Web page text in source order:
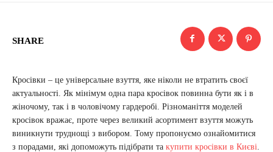
SHARE
Кросівки – це універсальне взуття, яке ніколи не втратить своєї
актуальності. Як мінімум одна пара кросівок повинна бути як і в
жіночому, так і в чоловічому гардеробі. Різноманіття моделей
кросівок вражає, проте через великий асортимент взуття можуть
виникнути труднощі з вибором. Тому пропонуємо ознайомитися
з порадами, які допоможуть підібрати та купити кросівки в Києві